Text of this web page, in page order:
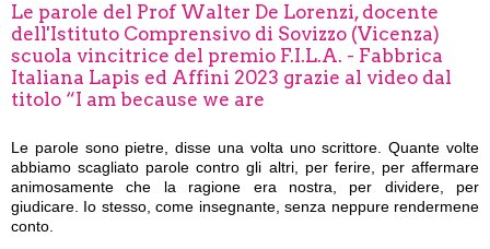
Le parole del Prof Walter De Lorenzi, docente
dell'Istituto Comprensivo di Sovizzo (Vicenza)
scuola vincitrice del premio F.I.L.A. - Fabbrica
Italiana Lapis ed Affini 2023 grazie al video dal
titolo “I am because we are
Le parole sono pietre, disse una volta uno scrittore. Quante volte
abbiamo scagliato parole contro gli altri, per ferire, per affermare
animosamente che la ragione era nostra, per dividere, per
giudicare. Io stesso, come insegnante, senza neppure rendermene
conto.